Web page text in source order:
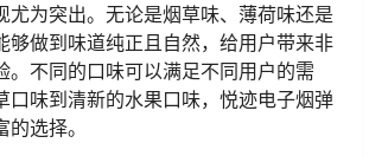
尤为突出。无论是烟草味、薄荷味还是
够做到味道纯正且自然，给用户带来非
。不同的口味可以满足不同用户的需
口味到清新的水果口味，悦迹电子烟弹
选择。